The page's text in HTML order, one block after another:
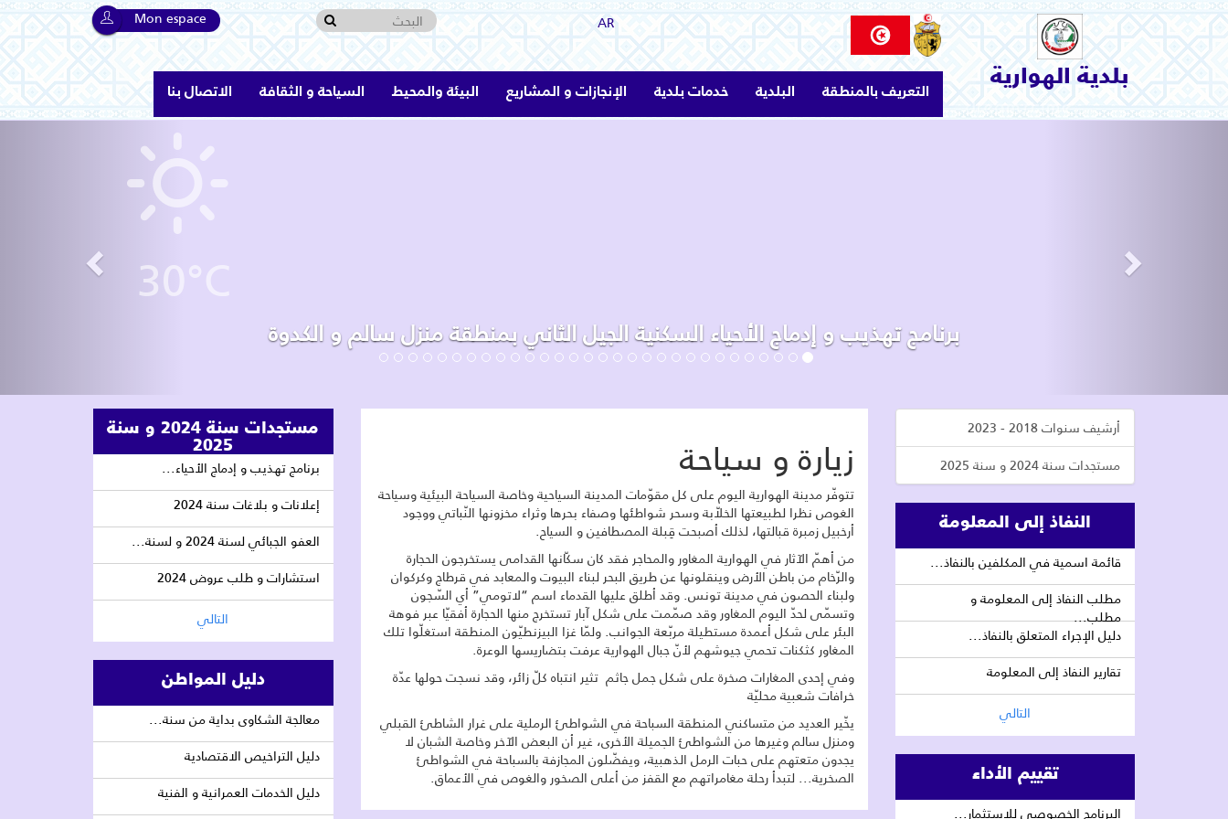
الاتصال بنا
السياحة و الثقافة
البيئة والمحيط
Mon espace AR
الاتصال بنا السياحة و الثقافة البيئة والمحيط الإنجازات و المشاريع خدمات بلدية البلدية التعريف بالمنطقة بلدية الهوارية
30°C
برنامج تهذيب و إدماج الأحياء السكنية الجيل الثاني بمنطقة منزل سالم و الكدوة
زيارة و سياحة
تتوفّر مدينة الهوارية اليوم على كل مقوّمات المدينة السياحية وخاصة السياحة البيئية وسياحة
الغوص نظرا لطبيعتها الخلاّبة وسحر شواطئها وصفاء بحرها وثراء مخزونها النّباتي ووجود
أرخبيل زمبرة قبالتها، لذلك أصبحت قِبلة المصطافين و السياح.
من أهمّ الآثار في الهوارية المغاور والمحاجر فقد كان سكّانها القدامى يستخرجون الحجارة
والرّخام من باطن الأرض وينقلونها عن طريق البحر لبناء البيوت والمعابد في قرطاج وكركوان
ولبناء الحصون في مدينة تونس. وقد أطلق عليها القدماء اسم “لاتومي” أي السّجون
وتسمّى لحدّ اليوم المغاور وقد صمّمت على شكل آبار تستخرج منها الحجارة أفقيّا عبر فوهة
البئر على شكل أعمدة مستطيلة مربّعة الجوانب. ولمّا غزا البيزنطيّون المنطقة استغلّوا تلك
المغاور كثكنات تحمي جيوشهم لأنّ جبال الهوارية عرفت بتضاريسها الوعرة.
وفي إحدى المغارات صخرة على شكل جمل جاثم تثير انتباه كلّ زائر، وقد نسجت حولها عدّة
خرافات شعبية محليّة
يخّير العديد من متساكني المنطقة السباحة في الشواطئ الرملية على غرار الشاطئ القبلي
ومنزل سالم وغيرها من الشواطئ الجميلة الأخرى، غير أن البعض الآخر وخاصة الشبان لا
يجدون متعتهم على حبات الرمل الذهبية، ويفضّلون المجازفة بالسباحة في الشواطئ
الصخرية... لتبدأ رحلة مغامراتهم مع القفز من أعلى الصخور والغوص في الأعماق.
مستجدات سنة 2024 و سنة
2025
برنامج تهذيب و إدماج الأحياء...
إعلانات و بلاغات سنة 2024
العفو الجبائي لسنة 2024 و لسنة...
استشارات و طلب عروض 2024
التالي
دليل المواطن
معالجة الشكاوى بداية من سنة...
دليل التراخيص الاقتصادية
دليل الخدمات العمرانية و الفنية
أرشيف سنوات 2018 - 2023
مستجدات سنة 2024 و سنة 2025
النفاذ إلى المعلومة
قائمة اسمية في المكلفين بالنفاذ...
مطلب النفاذ إلى المعلومة و
مطلب...
دليل الإجراء المتعلق بالنفاذ...
تقارير النفاذ إلى المعلومة
التالي
تقييم الأداء
البرنامج الخصوصي للاستثمار...